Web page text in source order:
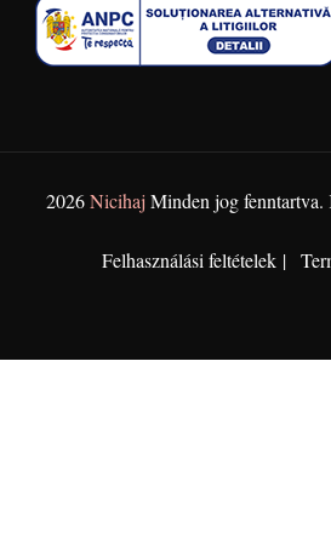
2026Nicihaj Minden jog fenntartva.
Felhasználási feltételek